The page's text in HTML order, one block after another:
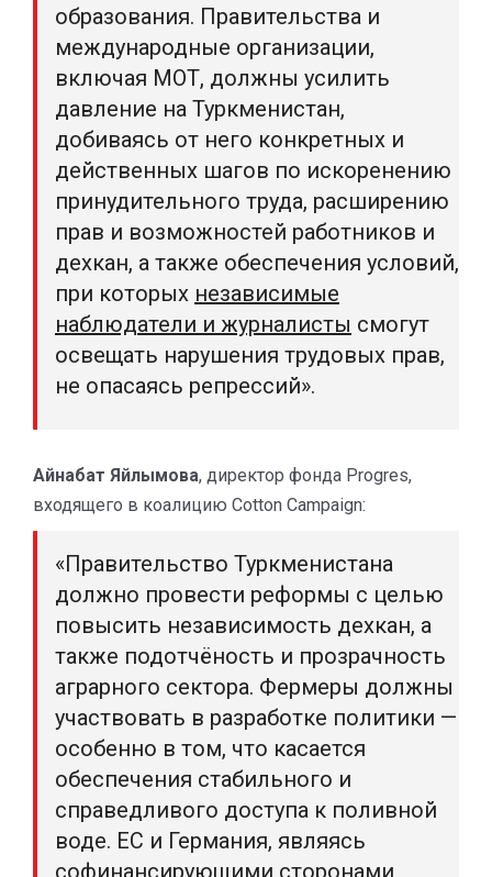
образования. Правительства и
международные организации,
включая МОТ, должны усилить
давление на Туркменистан,
добиваясь от него конкретных и
действенных шагов по искоренению
принудительного труда, расширению
прав и возможностей работников и
дехкан, а также обеспечения условий,
при которых независимые
наблюдатели и журналисты смогут
освещать нарушения трудовых прав,
не опасаясь репрессий».
Айнабат Яйлымова, директор фонда Progres,
входящего в коалицию Cotton Campaign:
«Правительство Туркменистана
должно провести реформы с целью
повысить независимость дехкан, а
также подотчёность и прозрачность
аграрного сектора. Фермеры должны
участвовать в разработке политики —
особенно в том, что касается
обеспечения стабильного и
справедливого доступа к поливной
воде. ЕС и Германия, являясь
софинансирующими сторонами